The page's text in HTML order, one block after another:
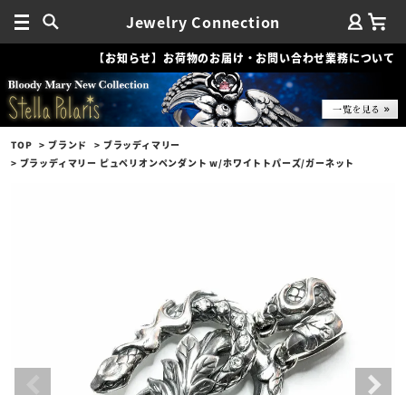
Jewelry Connection
【お知らせ】お荷物のお届け・お問い合わせ業務について
TOP ブランド
ブラッディマリー
ブラッディマリー ピュペリオンペンダント w/ホワイトトパーズ/ガーネット